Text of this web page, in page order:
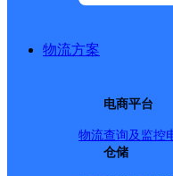
物流方案
电商平台
物流查询及监控
仓储
所属快递：申通快递
所属区域：新疆维吾
网点地址：新疆维吾
网点负责人：